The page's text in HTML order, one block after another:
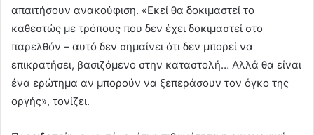
απαιτήσουν ανακούφιση. «Εκεί θα δοκιμαστεί το
καθεστώς με τρόπους που δεν έχει δοκιμαστεί στο
παρελθόν – αυτό δεν σημαίνει ότι δεν μπορεί να
επικρατήσει, βασιζόμενο στην καταστολή… Αλλά θα είναι
ένα ερώτημα αν μπορούν να ξεπεράσουν τον όγκο της
οργής», τονίζει.